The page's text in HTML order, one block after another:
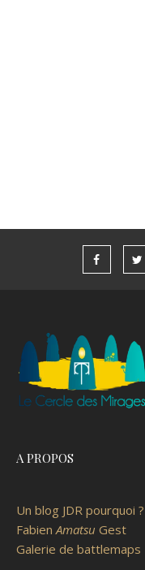
A PROPOS
Un blog JDR pourquoi ?
Fabien Amatsu Gest
Galerie de battlemaps